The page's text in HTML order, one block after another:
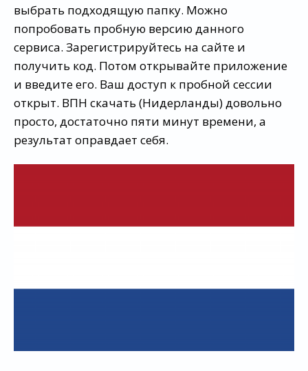
выбрать подходящую папку. Можно
попробовать пробную версию данного
сервиса. Зарегистрируйтесь на сайте и
получить код. Потом открывайте приложение
и введите его. Ваш доступ к пробной сессии
открыт. ВПН скачать (Нидерланды) довольно
просто, достаточно пяти минут времени, а
результат оправдает себя.